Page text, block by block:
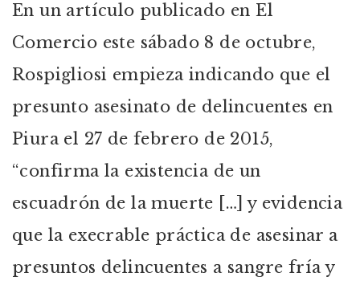
En un artículo publicado en El
Comercio este sábado 8 de octubre,
Rospigliosi empieza indicando que el
presunto asesinato de delincuentes en
Piura el 27 de febrero de 2015,
“confirma la existencia de un
escuadrón de la muerte […] y evidencia
que la execrable práctica de asesinar a
presuntos delincuentes a sangre fría y